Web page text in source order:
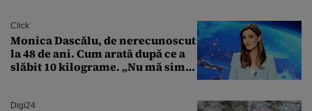
Click
Monica Dascălu, de nerecunoscut
la 48 de ani. Cum arată după ce a
slăbit 10 kilograme. „Nu mă simt
Digi24